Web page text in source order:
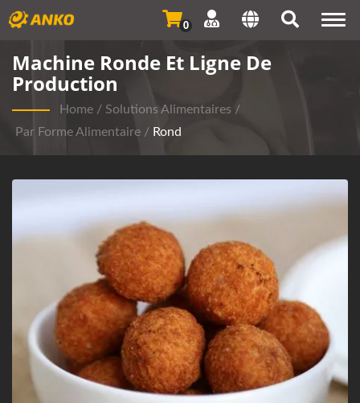
0
Machine Ronde Et Ligne De
Production
Home / Solutions Alimentaires /
Par Forme Alimentaire / Rond